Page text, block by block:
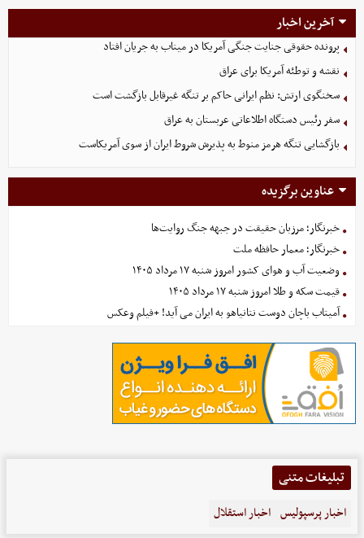
آخرین اخبار
پرونده حقوقی جنایت جنگی آمریکا در میناب به جریان افتاد
نقشه و توطئه آمریکا برای عراق
سخنگوی ارتش: نظم ایرانی حاکم بر تنگه غیرقابل بازگشت است
سفر رئیس دستگاه اطلاعاتی عربستان به عراق
بازگشایی تنگه هرمز منوط به پذیرش شروط ایران از سوی آمریکاست
عناوین برگزیده
خبرنگار؛ مرزبان حقیقت در جبهه جنگ روایت‌ها
خبرنگار؛ معمار حافظه ملت
وضعیت آب و هوای کشور امروز شنبه ۱۷ مرداد ۱۴۰۵
قیمت سکه و طلا امروز شنبه ۱۷ مرداد ۱۴۰۵
آمیتاب باچان دوست نتانیاهو به ایران می آید! +فیلم وعکس
تبلیغات متنی
اخبار پرسپولیس اخبار استقلال